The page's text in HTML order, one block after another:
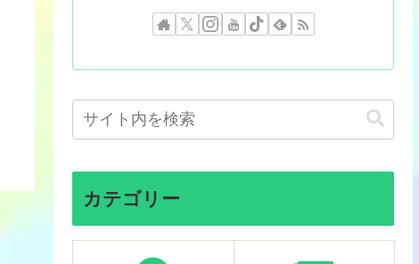
カテゴリー